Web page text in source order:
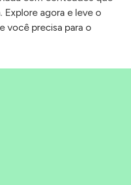
Explore agora e leve o
você precisa para o